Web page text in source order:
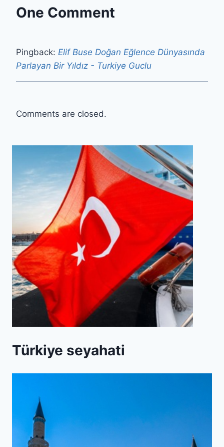
One Comment
Pingback: Elif Buse Doğan Eğlence Dünyasında
Parlayan Bir Yıldız - Turkiye Guclu
Comments are closed.
Türkiye seyahati